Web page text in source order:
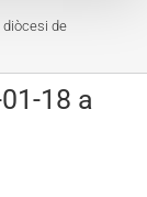
diòcesi de
18 a